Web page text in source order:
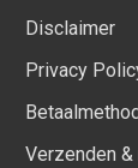
Disclaimer
Privacy
Verzenden &